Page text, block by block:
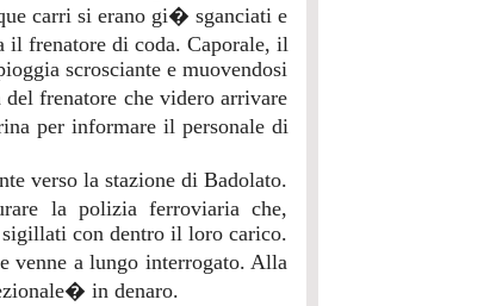
carri si erano gi� sganciati e
frenatore di coda. Caporale, il
scrosciante e muovendosi
frenatore che videro arrivare
per informare il personale di
verso la stazione di Badolato.
la polizia ferroviaria che,
sigillati con dentro il loro carico.
a lungo interrogato. Alla
in denaro.